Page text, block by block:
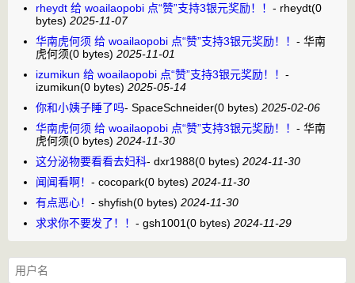
rheydt 给 woailaopobi 点“赞”支持3银元奖励！！ - rheydt(0
bytes) 2025-11-07
华南虎何须 给 woailaopobi 点“赞”支持3银元奖励！！ - 华南
虎何须(0 bytes) 2025-11-01
izumikun 给 woailaopobi 点“赞”支持3银元奖励！！ -
izumikun(0 bytes) 2025-05-14
你和小姨子睡了吗- SpaceSchneider(0 bytes) 2025-02-06
华南虎何须 给 woailaopobi 点“赞”支持3银元奖励！！ - 华南
虎何须(0 bytes) 2024-11-30
这分泌物要看看去妇科- dxr1988(0 bytes) 2024-11-30
闻闻看啊！ - cocopark(0 bytes) 2024-11-30
有点恶心！ - shyfish(0 bytes) 2024-11-30
求求你不要发了！！ - gsh1001(0 bytes) 2024-11-29